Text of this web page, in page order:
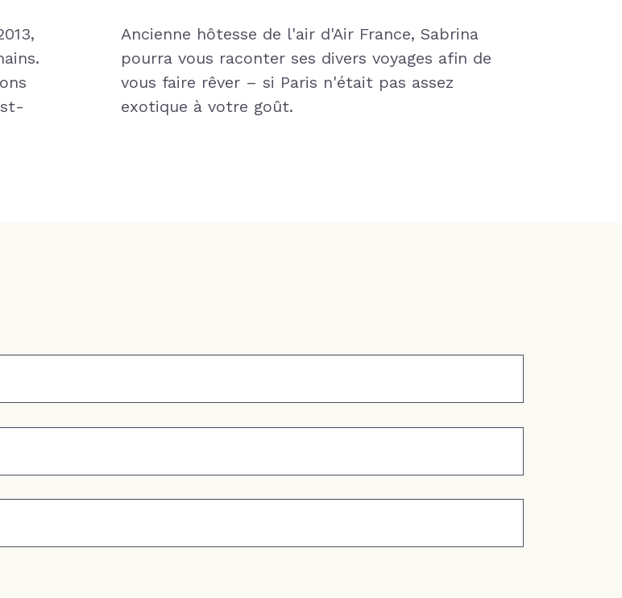
Ancienne hôtesse de l'air d'Air France, Sabrina
pourra vous raconter ses divers voyages afin de
vous faire rêver – si Paris n'était pas assez
exotique à votre goût.